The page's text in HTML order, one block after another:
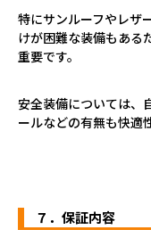
特にサンルーフやレザ
けが困難な装備もある
重要です。
安全装備については、
ールなどの有無も快適
７．保証内容